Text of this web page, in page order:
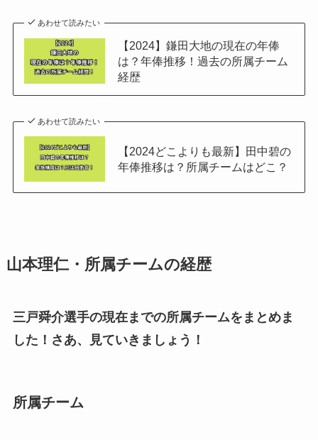
あわせて読みたい
【2024】鎌田大地の現在の年俸
は？年俸推移！過去の所属チーム
経歴
あわせて読みたい
【2024どこよりも最新】田中碧の
年俸推移は？所属チームはどこ？
山本理仁・所属チームの経歴
三戸舜介選手の現在までの所属チームをまとめま
した！さあ、見ていきましょう！
所属チーム